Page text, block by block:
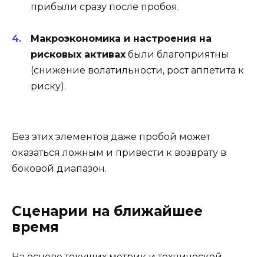
прибыли сразу после пробоя.
Макроэкономика и настроения на
рисковых активах были благоприятны
(снижение волатильности, рост аппетита к
риску).
Без этих элементов даже пробой может
оказаться ложным и привести к возврату в
боковой диапазон.
Сценарии на ближайшее
время